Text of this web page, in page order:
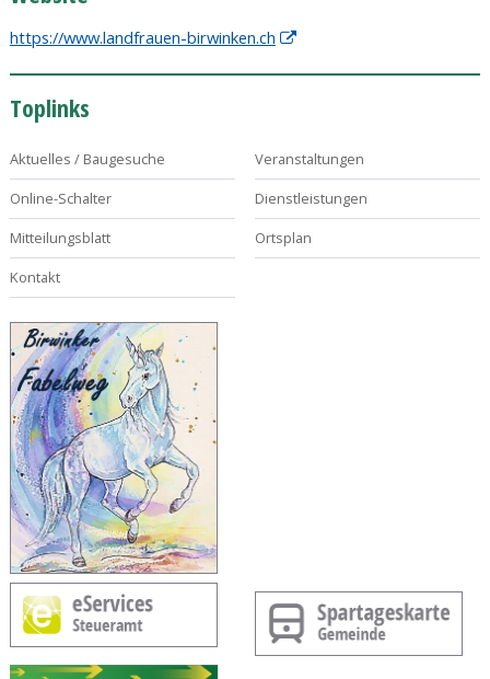
https://www.landfrauen-birwinken.ch
Toplinks
Aktuelles / Baugesuche
Veranstaltungen
Online-Schalter
Dienstleistungen
Mitteilungsblatt
Ortsplan
Kontakt